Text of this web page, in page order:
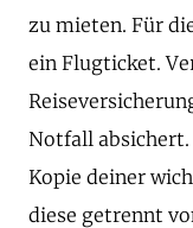
zu mieten. Für
ein Flugticket.
Notfall
Kopie deiner
diese getrennt